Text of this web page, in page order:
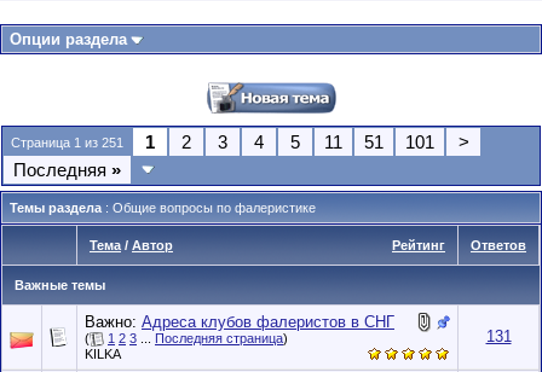
Опции раздела
Страница 1 из 251 1 2 3 4 5 11 51 101
>
Последняя »
Темы раздела : Общие вопросы по фалеристике
Рейтинг
Тема / Автор Ответов
Важные темы
Важно: Адреса клубов фалеристов в СНГ
( 1 2 3 Последняя страница)
KILKA
131